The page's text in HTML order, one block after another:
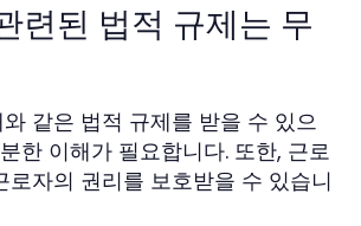
련된 법적 규제는 무
같은 법적 규제를 받을 수 있으
한 이해가 필요합니다. 또한, 근로
로자의 권리를 보호받을 수 있습니